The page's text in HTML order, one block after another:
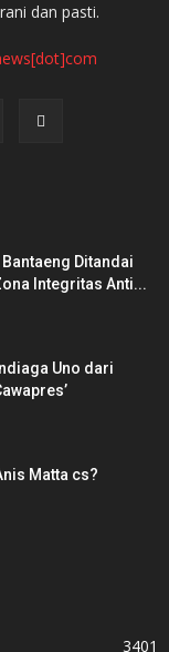
dan pasti.
Ditandai
Integritas Anti...
Uno dari
Matta cs?
3401